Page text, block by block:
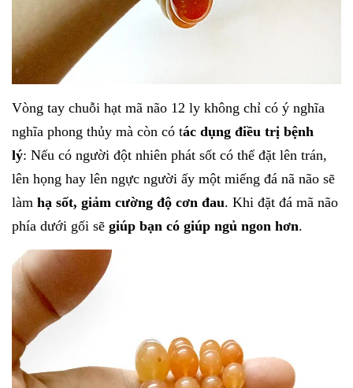
Vòng tay chuỗi hạt mã não 12 ly không chỉ có ý nghĩa
nghĩa phong thủy mà còn có tác dụng điều trị bệnh
lý: Nếu có người đột nhiên phát sốt có thể đặt lên trán,
lên họng hay lên ngực người ấy một miếng đá nã não sẽ
làm hạ sốt, giảm cường độ cơn đau. Khi đặt đá mã não
phía dưới gối sẽ giúp bạn có giúp ngủ ngon hơn.